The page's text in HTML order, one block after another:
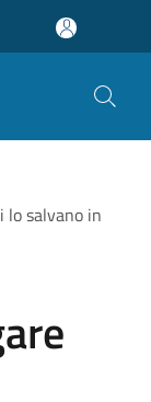
lo salvano in